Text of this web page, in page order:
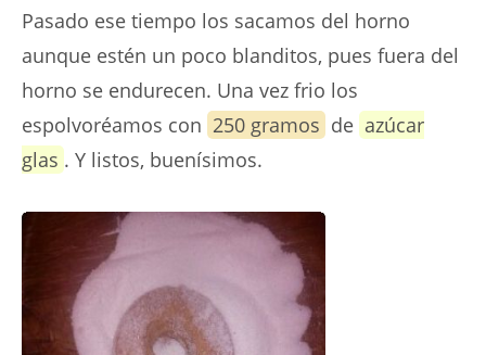
Pasado ese tiempo los sacamos del horno
aunque estén un poco blanditos, pues fuera del
horno se endurecen. Una vez frio los
espolvoréamos con 250 gramos de azúcar
glas . Y listos, buenísimos.